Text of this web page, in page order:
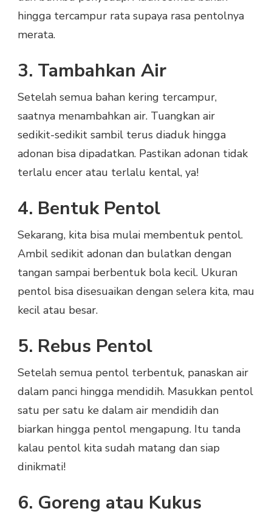
hingga tercampur rata supaya rasa pentolnya
merata.
3. Tambahkan Air
Setelah semua bahan kering tercampur,
saatnya menambahkan air. Tuangkan air
sedikit-sedikit sambil terus diaduk hingga
adonan bisa dipadatkan. Pastikan adonan tidak
terlalu encer atau terlalu kental, ya!
4. Bentuk Pentol
Sekarang, kita bisa mulai membentuk pentol.
Ambil sedikit adonan dan bulatkan dengan
tangan sampai berbentuk bola kecil. Ukuran
pentol bisa disesuaikan dengan selera kita, mau
kecil atau besar.
5. Rebus Pentol
Setelah semua pentol terbentuk, panaskan air
dalam panci hingga mendidih. Masukkan pentol
satu per satu ke dalam air mendidih dan
biarkan hingga pentol mengapung. Itu tanda
kalau pentol kita sudah matang dan siap
dinikmati!
6. Goreng atau Kukus